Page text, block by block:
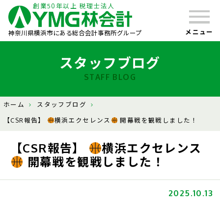
創業50年以上 税理士法人
神奈川県横浜市にある総合会計事務所グループ メニュー
スタッフブログ
STAFF BLOG
ホーム
スタッフブログ
【CSR報告】
横浜エクセレンス 開幕戦を観戦しました！
【CSR報告】
横浜エクセレンス
開幕戦を観戦しました！
2025.10.13